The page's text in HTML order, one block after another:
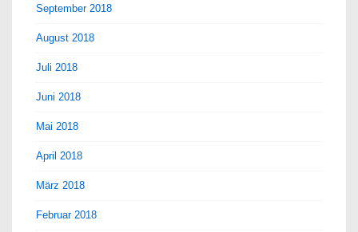
September 2018
August 2018
Juli 2018
Juni 2018
Mai 2018
April 2018
März 2018
Februar 2018